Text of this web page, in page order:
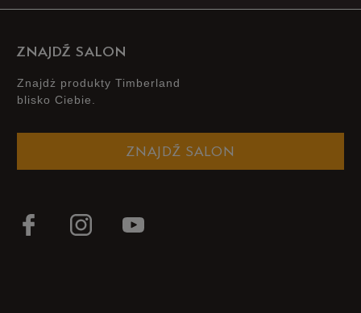
ZNAJDŹ SALON
Znajdż produkty Timberland
blisko Ciebie.
ZNAJDŹ SALON